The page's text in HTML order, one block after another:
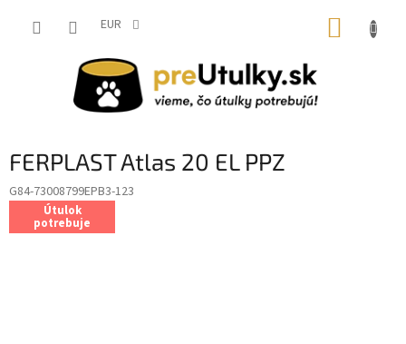
EUR
FERPLAST Atlas 20 EL PPZ
G84-73008799EPB3-123
Útulok
potrebuje